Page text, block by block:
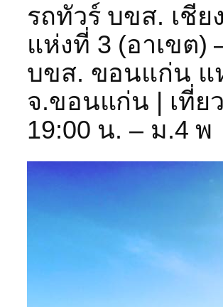
รถทัวร์ บขส. เชีย
แห่งที่ 3 (อาเขต)
บขส. ขอนแก่น แ
จ.ขอนแก่น | เที่ยว
19:00 น. – ม.4 พ